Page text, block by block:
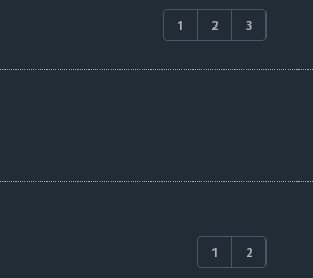
1 2 3
1 2